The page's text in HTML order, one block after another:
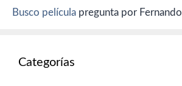
Busco película pregunta por Fernando
Categorías